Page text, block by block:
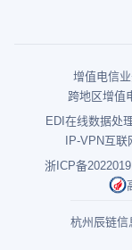
增值电信
跨地区增值
EDI在线数据处
IP-VPN互联
浙ICP备
杭州辰链